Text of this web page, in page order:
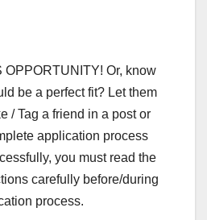
OPPORTUNITY! Or, know
be a perfect fit? Let them
/ Tag a friend in a post or
application process
you must read the
carefully before/during
process.